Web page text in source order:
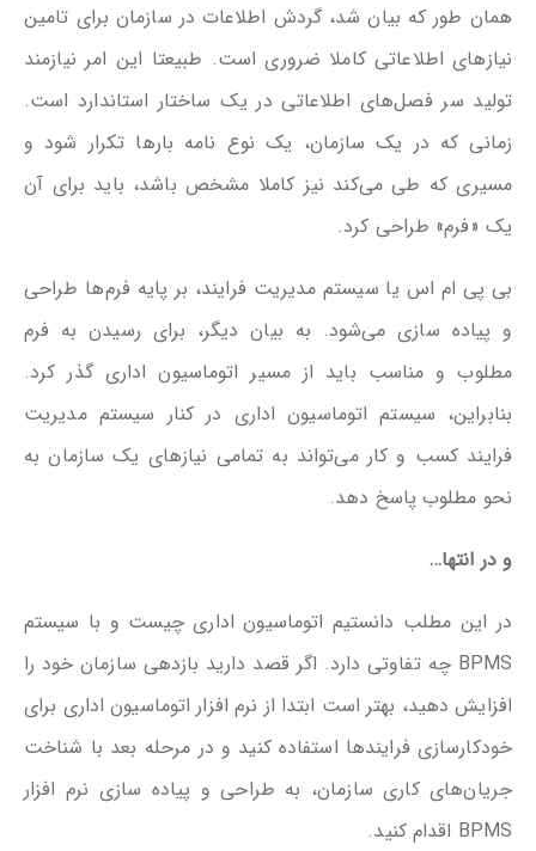
همان طور که بیان شد، گردش اطلاعات در سازمان برای تامین
نیازهای اطلاعاتی کاملا ضروری است. طبیعتا این امر نیازمند
تولید سر فصل‌های اطلاعاتی در یک ساختار استاندارد است.
زمانی که در یک سازمان، یک نوع نامه بارها تکرار ‌شود و
مسیری که طی می‌کند نیز کاملا مشخص باشد، باید برای آن
یک «فرم» طراحی کرد.
بی پی ام اس یا سیستم مدیریت فرایند، بر پایه فرم‌ها طراحی
و پیاده سازی می‌شود. به بیان دیگر، برای رسیدن به فرم
مطلوب و مناسب باید از مسیر اتوماسیون اداری گذر کرد.
بنابراین، سیستم اتوماسیون اداری در کنار سیستم مدیریت
فرایند کسب و کار می‌تواند به تمامی نیازهای یک سازمان به
نحو مطلوب پاسخ دهد.
و در انتها…
در این مطلب دانستیم اتوماسیون اداری چیست و با سیستم
BPMS چه تفاوتی دارد. اگر قصد دارید بازدهی سازمان خود را
افزایش دهید، بهتر است ابتدا از نرم افزار اتوماسیون اداری برای
خودکارسازی فرایندها استفاده کنید و در مرحله بعد با شناخت
جریان‌های کاری سازمان، به طراحی و پیاده سازی نرم افزار
BPMS اقدام کنید.